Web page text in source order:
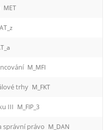
MET
M_MFI
trhy M_FKT
III M_FIP_3
správní právo M_DAN